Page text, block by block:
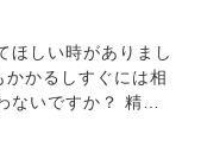
いとこ
思います。ここまで
た。
た。 そこで
門徒さんや檀家と
たお寺だけにお世話
いつかハスノハ
のようにするのがベ
ほしい時がありまし
かるしすぐには相
ですか？ 精神
相談窓口教えてくだ